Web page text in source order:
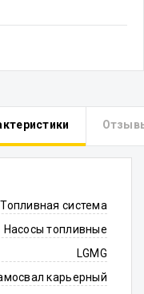
Топливная система
Насосы топливные
LGMG
карьерный